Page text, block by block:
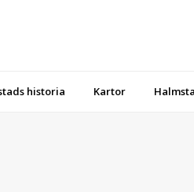
historia Kartor